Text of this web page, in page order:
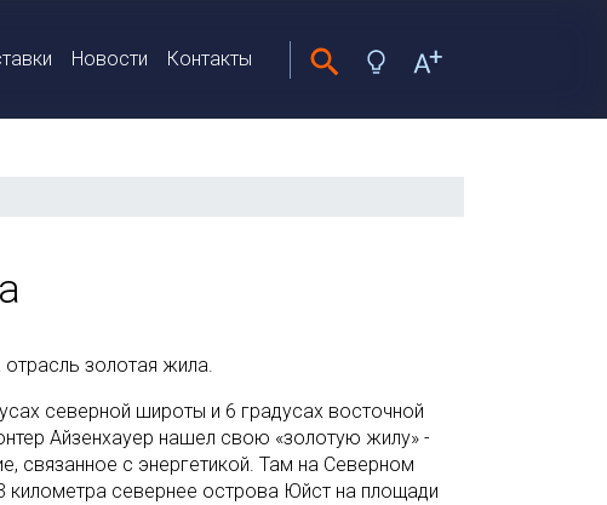
Новости Контакты
золотая жила.
северной широты и 6 градусах восточной
Айзенхауер нашел свою «золотую жилу» -
связанное с энергетикой. Там на Северном
километра севернее острова Юйст на площади